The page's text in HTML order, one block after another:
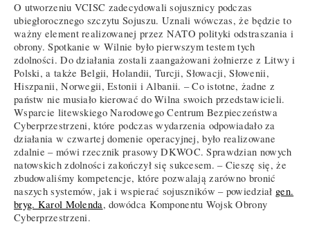
O utworzeniu VCISC zadecydowali sojusznicy podczas
ubiegłorocznego szczytu Sojuszu. Uznali wówczas, że będzie to
ważny element realizowanej przez NATO polityki odstraszania i
obrony. Spotkanie w Wilnie było pierwszym testem tych
zdolności. Do działania zostali zaangażowani żołnierze z Litwy i
Polski, a także Belgii, Holandii, Turcji, Słowacji, Słowenii,
Hiszpanii, Norwegii, Estonii i Albanii. – Co istotne, żadne z
państw nie musiało kierować do Wilna swoich przedstawicieli.
Wsparcie litewskiego Narodowego Centrum Bezpieczeństwa
Cyberprzestrzeni, które podczas wydarzenia odpowiadało za
działania w czwartej domenie operacyjnej, było realizowane
zdalnie – mówi rzecznik prasowy DKWOC. Sprawdzian nowych
natowskich zdolności zakończył się sukcesem. – Cieszę się, że
zbudowaliśmy kompetencje, które pozwalają zarówno bronić
naszych systemów, jak i wspierać sojuszników – powiedział gen.
bryg. Karol Molenda, dowódca Komponentu Wojsk Obrony
Cyberprzestrzeni.